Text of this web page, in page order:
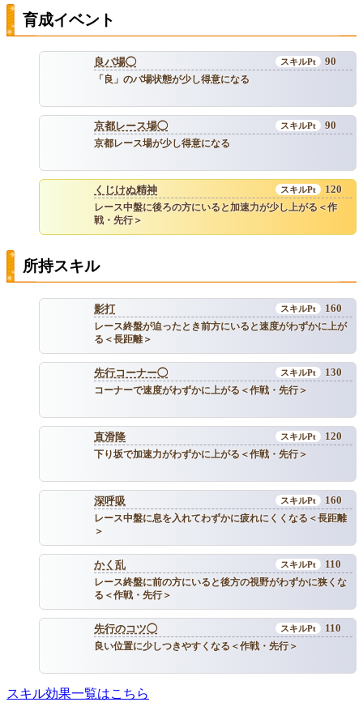
育成イベント
良バ場◯ 90
「良」のバ場状態が少し得意になる
京都レース場◯ 90
京都レース場が少し得意になる
くじけぬ精神 120
レース中盤に後ろの方にいると加速力が少し上がる＜作
戦・先行＞
所持スキル
影打 160
レース終盤が迫ったとき前方にいると速度がわずかに上が
る＜長距離＞
先行コーナー◯ 130
コーナーで速度がわずかに上がる＜作戦・先行＞
直滑降 120
下り坂で加速力がわずかに上がる＜作戦・先行＞
深呼吸 160
レース中盤に息を入れてわずかに疲れにくくなる＜長距離
＞
かく乱 110
レース終盤に前の方にいると後方の視野がわずかに狭くな
る＜作戦・先行＞
先行のコツ◯ 110
良い位置に少しつきやすくなる＜作戦・先行＞
スキル効果一覧はこちら